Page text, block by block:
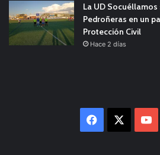
La UD Socuéllamos
Pedroñeras en un
Protección Civil
Hace 2 días
Facebook